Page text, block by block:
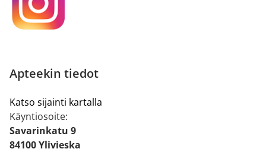
Apteekin tiedot
Katso sijainti kartalla
Käyntiosoite:
Savarinkatu 9
84100 Ylivieska